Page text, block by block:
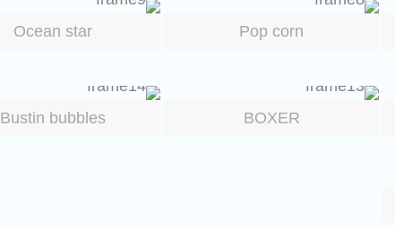
Pop corn
Ocean star
BOXER
Bustin bubbles